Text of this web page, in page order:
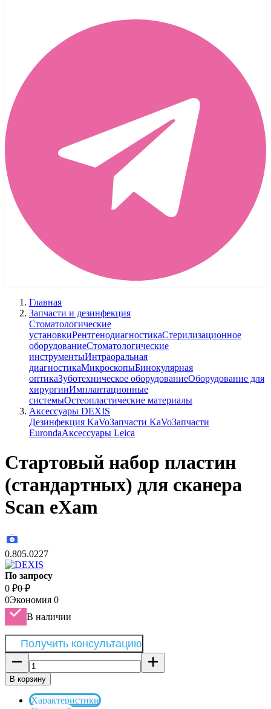
Главная
Запчасти и дезинфекция
Стоматологические
установкиРентгенодиагностикаСтерилизационное
оборудованиеСтоматологические
инструментыИнтраоральная
диагностикаМикроскопыБинокулярная
оптикаЗуботехническое оборудованиеОборудование для
хирургииИмплантационные
системыОстеопластические материалы
Аксессуары DEXIS
Дезинфекция KaVoЗапчасти KaVoЗапчасти
EurondaАксессуары Leica
Стартовый набор пластин
(стандартных) для сканера
Scan eXam
0.805.0227
По запросу
0 ₽0 ₽
0Экономия 0
В наличии
Получить консультацию
В корзину
Характеристики